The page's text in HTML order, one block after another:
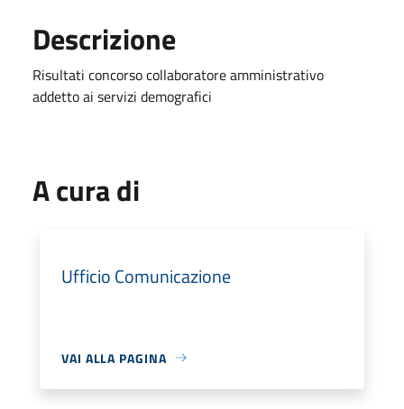
Descrizione
Risultati concorso collaboratore amministrativo
addetto ai servizi demografici
A cura di
Ufficio Comunicazione
VAI ALLA PAGINA